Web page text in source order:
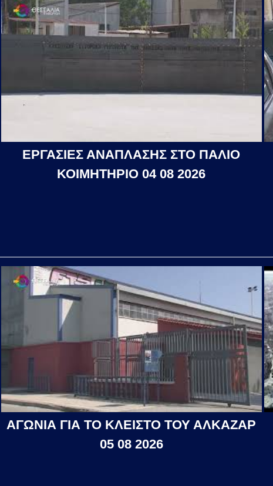
ΕΡΓΑΣΙΕΣ ΑΝΑΠΛΑΣΗΣ ΣΤΟ ΠΑΛΙΟ
ΚΟΙΜΗΤΗΡΙΟ 04 08 2026
ΑΓΩΝΙΑ ΓΙΑ ΤΟ ΚΛΕΙΣΤΟ ΤΟΥ ΑΛΚΑΖΑΡ
05 08 2026